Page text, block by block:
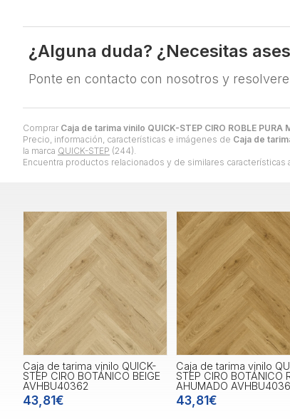
Comprar Caja de tarima vinilo QUICK-STEP CIRO ROBLE PURA
Precio, información, características e imágenes de Caja de
la marca QUICK-STEP (244).
Encuentra productos relacionados y de similares características
¿Alguna duda? ¿Necesitas
Ponte en contacto con nosotros y
Caja de tarima vinilo QUICK-
STEP CIRO BOTÁNICO BEIGE
AVHBU40362
43,81€
Caja de tarima vinilo
STEP CIRO BOTÁNICO
AHUMADO
43,81€